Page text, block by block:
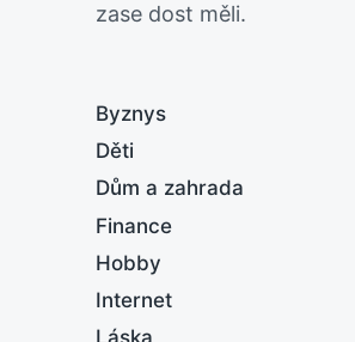
zase dost měli.
Byznys
Děti
Dům a zahrada
Finance
Hobby
Internet